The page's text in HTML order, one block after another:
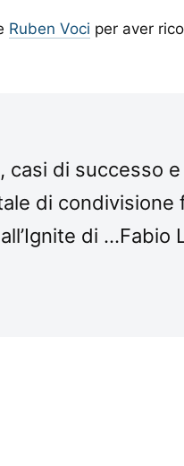
Ruben Voci per aver
casi di successo e
di condivisione
di …Fabio